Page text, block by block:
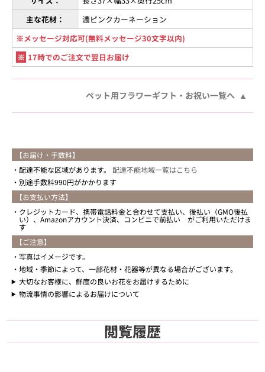
主な花材：
濃ピンクカーネーション
※メッセージ対応可(無料メッセージ30文字以内)
※ 17時でのご注文で翌日お届け
ペット用フラワーギフト・お祝い一覧へ
【お届け・手数料】
配達不能な区域があります。 配達不能地域一覧はこちら
別途手数料990円がかかります
【お支払い方法】
クレジットカード、携帯電話料金と合わせて支払い、後払い（GMO後払
い）、Amazonアカウント決済、コンビニで前払い がご利用いただけま
す
【ご注意】
写真はイメージです。
地域・季節によって、一部花材・花器等が異なる場合がございます。
大切なお客様に、鮮度の良いお花をお届けするために
物流事情の影響によるお届けについて
閲覧履歴